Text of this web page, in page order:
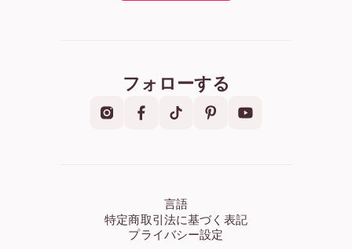
フォローする
言語
特定商取引法に基づく表記
プライバシー設定